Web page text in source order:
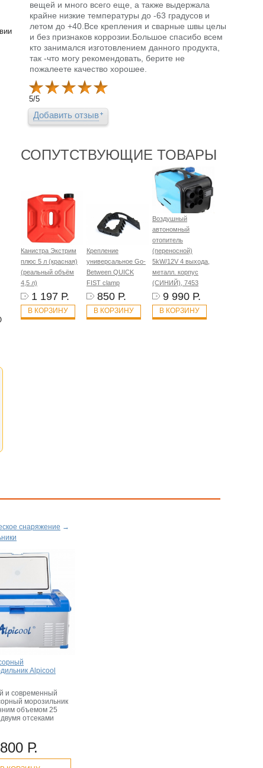
вещей и много всего еще, а также выдержала
крайне низкие температуры до -63 градусов и
летом до +40.Все крепления и сварные швы целы
и без признаков коррозии.Большое спасибо всем
кто занимался изготовлением данного продукта,
так -что могу рекомендовать, берите не
пожалеете качество хорошее.
5/5
Добавить отзыв
СОПУТСТВУЮЩИЕ ТОВАРЫ
Канистра Экстрим
плюс 5 л (красная)
(реальный объём
4,5 л)
1 197 Р.
В КОРЗИНУ
Крепление
универсальное Go-
Between QUICK
FIST clamp
850 Р.
В КОРЗИНУ
Воздушный
автономный
отопитель
(переносной)
5kW/12V 4 выхода,
металл. корпус
(СИНИЙ), 7453
9 990 Р.
В КОРЗИНУ
снаряжение →
Alpicool
и современный
морозильник
объемом 25
отсеками
Р.